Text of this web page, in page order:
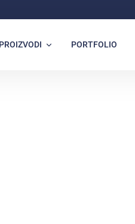
PROIZVODI PORTFOLIO